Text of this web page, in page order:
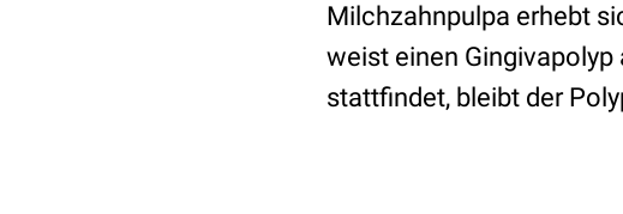
Milchzahnpulpa erhebt
weist einen
stattfindet, bleibt der